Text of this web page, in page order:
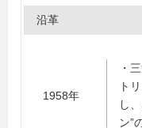
沿革
1958年
・
ト
し
ン”